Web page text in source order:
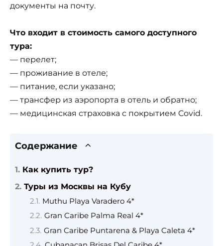
документы на почту.
Что входит в стоимость самого доступного
тура:
— перелет;
— проживание в отеле;
— питание, если указано;
— трансфер из аэропорта в отель и обратно;
— медицинская страховка с покрытием Covid.
Содержание
Как купить тур?
Туры из Москвы на Кубу
Muthu Playa Varadero 4*
Gran Caribe Palma Real 4*
Gran Caribe Puntarena & Playa Caleta 4*